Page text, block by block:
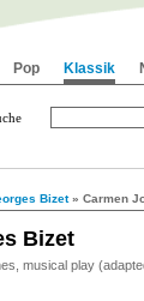
Bizet» Carmen
Bizet
musical play
Pop Klassik